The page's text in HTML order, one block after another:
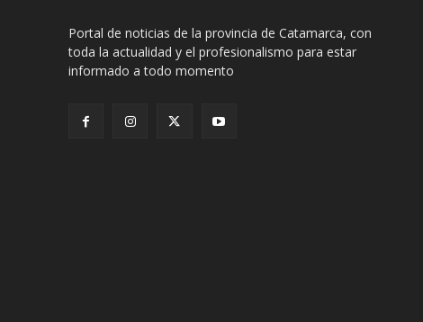
Portal de noticias de la provincia de Catamarca, con
toda la actualidad y el profesionalismo para estar
informado a todo momento